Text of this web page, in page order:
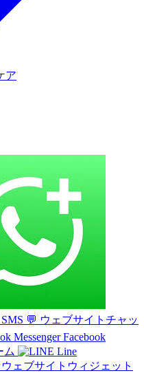
ア
SMS 💬 ウェブサイトチャッ
Facebook
ム
Line
ウェブサイトウィジェット